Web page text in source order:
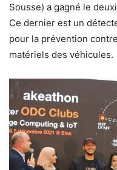
Sousse) a gagné le
Ce dernier est un
pour la prévention
matériels des véhicules.